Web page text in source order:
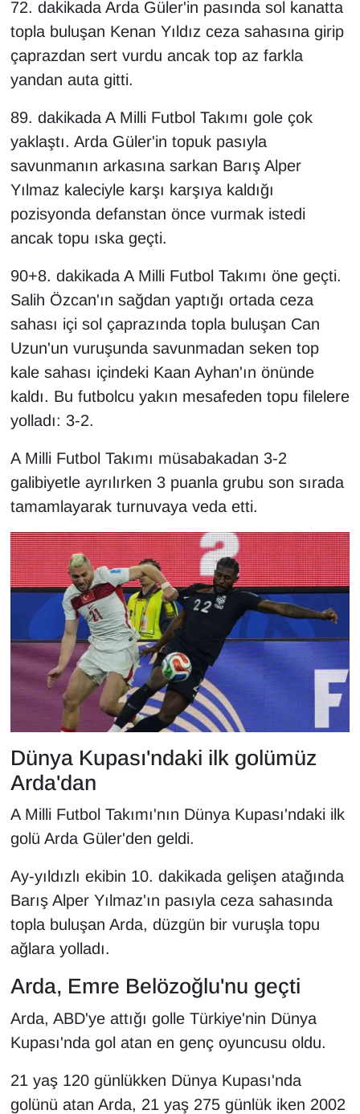
72. dakikada Arda Güler'in pasında sol kanatta
topla buluşan Kenan Yıldız ceza sahasına girip
çaprazdan sert vurdu ancak top az farkla
yandan auta gitti.
89. dakikada A Milli Futbol Takımı gole çok
yaklaştı. Arda Güler'in topuk pasıyla
savunmanın arkasına sarkan Barış Alper
Yılmaz kaleciyle karşı karşıya kaldığı
pozisyonda defanstan önce vurmak istedi
ancak topu ıska geçti.
90+8. dakikada A Milli Futbol Takımı öne geçti.
Salih Özcan'ın sağdan yaptığı ortada ceza
sahası içi sol çaprazında topla buluşan Can
Uzun'un vuruşunda savunmadan seken top
kale sahası içindeki Kaan Ayhan'ın önünde
kaldı. Bu futbolcu yakın mesafeden topu filelere
yolladı: 3-2.
A Milli Futbol Takımı müsabakadan 3-2
galibiyetle ayrılırken 3 puanla grubu son sırada
tamamlayarak turnuvaya veda etti.
Dünya Kupası'ndaki ilk golümüz
Arda'dan
A Milli Futbol Takımı'nın Dünya Kupası'ndaki ilk
golü Arda Güler'den geldi.
Ay-yıldızlı ekibin 10. dakikada gelişen atağında
Barış Alper Yılmaz'ın pasıyla ceza sahasında
topla buluşan Arda, düzgün bir vuruşla topu
ağlara yolladı.
Arda, Emre Belözoğlu'nu geçti
Arda, ABD'ye attığı golle Türkiye'nin Dünya
Kupası'nda gol atan en genç oyuncusu oldu.
21 yaş 120 günlükken Dünya Kupası'nda
golünü atan Arda, 21 yaş 275 günlük iken 2002